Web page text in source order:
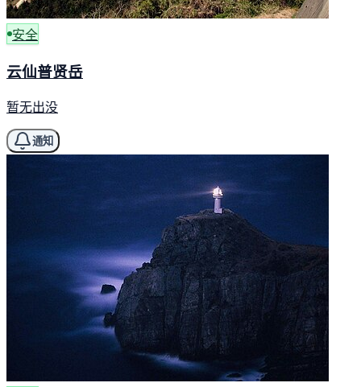
安全
云仙普贤岳
暂无出没
通知